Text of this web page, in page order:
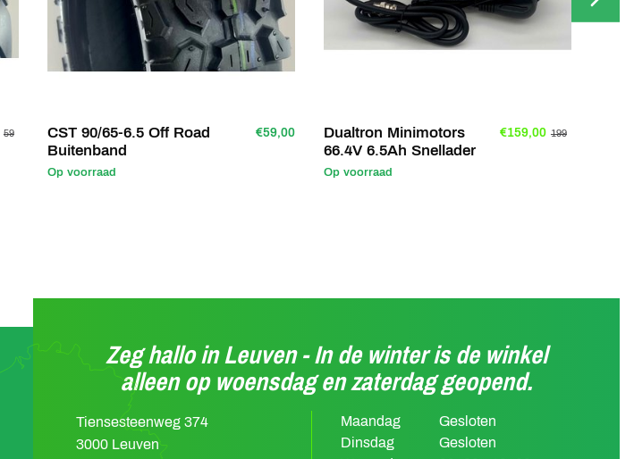
59
CST 90/65-6.5 Off Road
Buitenband
€59,00
Op voorraad
Dualtron Minimotors
66.4V 6.5Ah Snellader
€159,00 199
Op voorraad
Zeg hallo in Leuven - In de winter is de winkel
alleen op woensdag en zaterdag geopend.
Tiensesteenweg 374
3000 Leuven
Maandag
Gesloten
Dinsdag
Gesloten